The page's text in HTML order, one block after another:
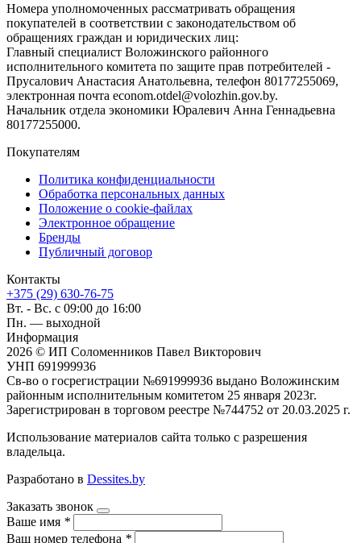
Номера уполномоченных рассматривать обращения
покупателей в соответствии с законодательством об
обращениях граждан и юридических лиц:
Главный специалист Воложинского районного
исполнительного комитета по защите прав потребителей -
Прусалович Анастасия Анатольевна, телефон 80177255069,
электронная почта econom.otdel@volozhin.gov.by.
Начальник отдела экономики Юралевич Анна Геннадьевна
80177255000.
Покупателям
Политика конфиденциальности
Обработка персональных данных
Положение о cookie-файлах
Электронное обращение
Бренды
Публичный договор
Контакты
+375 (29) 630-76-75
Вт. - Вс. с 09:00 до 16:00
Пн. — выходной
Информация
2026 © ИП Соломенников Павел Викторович
УНП 691999936
Св-во о госрегистрации №691999936 выдано Воложинским
районным исполнительным комитетом 25 января 2023г.
Зарегистрирован в торговом реестре №744752 от 20.03.2025 г.
Использование материалов сайта только с разрешения
владельца.
Разработано в Dessites.by
Заказать звонок
Ваше имя *
Ваш номер телефона *